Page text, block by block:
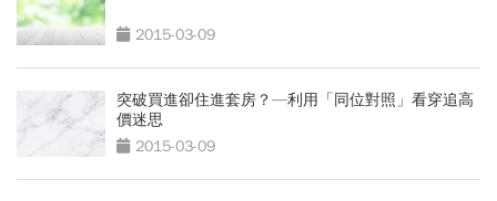
2015-03-09
突破買進卻住進套房？—利用「同位對照」看穿追高
價迷思
2015-03-09